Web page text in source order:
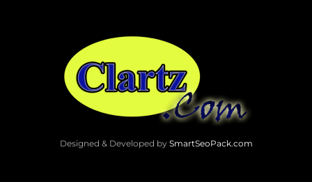
Designed & Developed by SmartSeoPack.com